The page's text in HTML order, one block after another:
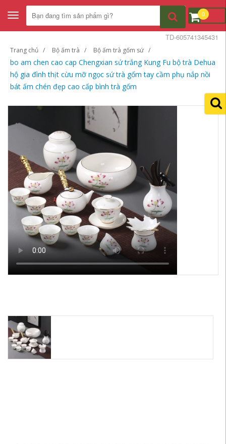
Toggle
navigation
0
Trang chủ Bộ ấm trà Bộ ấm trà gốm sứ
bo am chen cao cap Chengxian sứ trắng Kung Fu bộ trà Dehua
hộ gia đình thịt cừu mỡ ngọc sứ trà gốm tay cầm phụ nắp nồi
bát ấm chén đẹp cao cấp bình trà gốm
TD-605741345431